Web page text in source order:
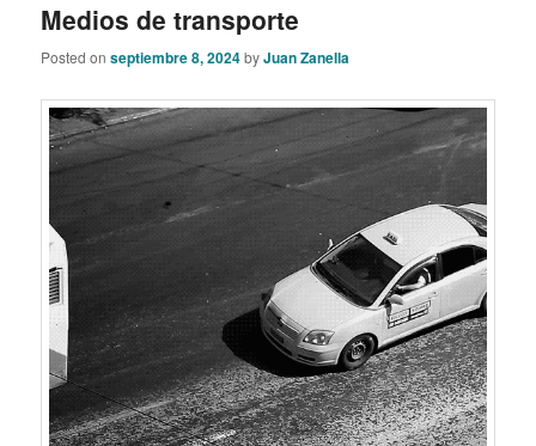
Medios de transporte
Posted onseptiembre 8, 2024byJuan Zanella